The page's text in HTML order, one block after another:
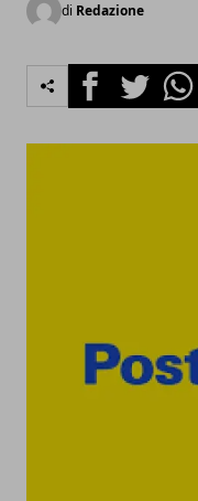
di Redazione
FacebookTwitter